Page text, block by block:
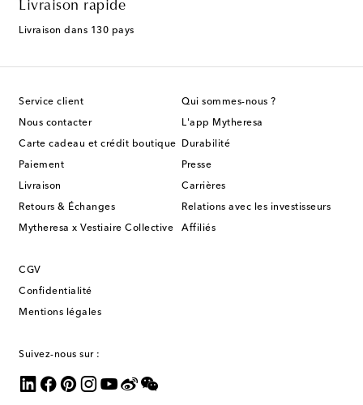
Livraison rapide
Livraison dans 130 pays
Service client
Nous contacter
Carte cadeau et crédit boutique
Paiement
Livraison
Retours & Échanges
Mytheresa x Vestiaire Collective
Qui sommes-nous ?
L'app Mytheresa
Durabilité
Presse
Carrières
Relations avec les investisseurs
Affiliés
CGV
Confidentialité
Mentions légales
Suivez-nous sur :